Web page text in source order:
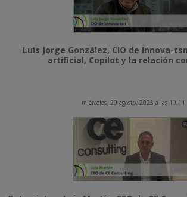
Luis Jorge González, CIO de Innova-
artificial, Copilot y la relación
miércoles, 20 agosto, 2025 a las 10:11